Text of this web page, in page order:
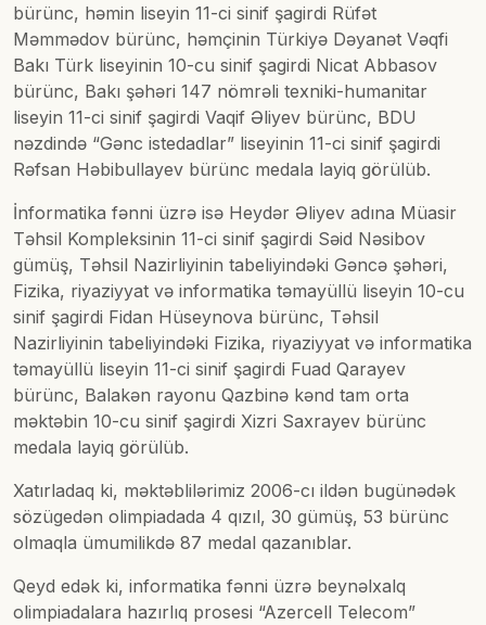
bürünc, həmin liseyin 11-ci sinif şagirdi Rüfət
Məmmədov bürünc, həmçinin Türkiyə Dəyanət Vəqfi
Bakı Türk liseyinin 10-cu sinif şagirdi Nicat Abbasov
bürünc, Bakı şəhəri 147 nömrəli texniki-humanitar
liseyin 11-ci sinif şagirdi Vaqif Əliyev bürünc, BDU
nəzdində “Gənc istedadlar” liseyinin 11-ci sinif şagirdi
Rəfsan Həbibullayev bürünc medala layiq görülüb.
İnformatika fənni üzrə isə Heydər Əliyev adına Müasir
Təhsil Kompleksinin 11-ci sinif şagirdi Səid Nəsibov
gümüş, Təhsil Nazirliyinin tabeliyindəki Gəncə şəhəri,
Fizika, riyaziyyat və informatika təmayüllü liseyin 10-cu
sinif şagirdi Fidan Hüseynova bürünc, Təhsil
Nazirliyinin tabeliyindəki Fizika, riyaziyyat və informatika
təmayüllü liseyin 11-ci sinif şagirdi Fuad Qarayev
bürünc, Balakən rayonu Qazbinə kənd tam orta
məktəbin 10-cu sinif şagirdi Xizri Saxrayev bürünc
medala layiq görülüb.
Xatırladaq ki, məktəblilərimiz 2006-cı ildən bugünədək
sözügedən olimpiadada 4 qızıl, 30 gümüş, 53 bürünc
olmaqla ümumilikdə 87 medal qazanıblar.
Qeyd edək ki, informatika fənni üzrə beynəlxalq
olimpiadalara hazırlıq prosesi “Azercell Telecom”